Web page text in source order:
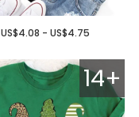
US$4.08 - US$4.75
14+